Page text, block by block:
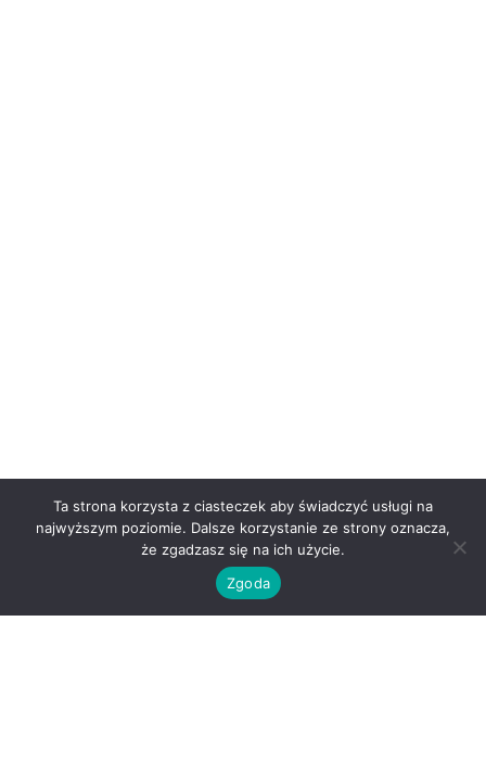
Ta strona korzysta z ciasteczek aby świadczyć usługi na
najwyższym poziomie. Dalsze korzystanie ze strony oznacza,
że zgadzasz się na ich użycie.
Zgoda